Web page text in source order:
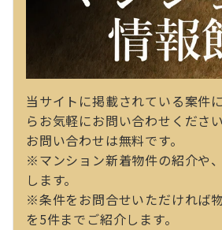
当サイトに掲載されている案件
らお気軽にお問い合わせください
お問い合わせは無料です。
※マンション新着物件の紹介や
します。
※条件をお問合せいただければ
を5件までご紹介します。